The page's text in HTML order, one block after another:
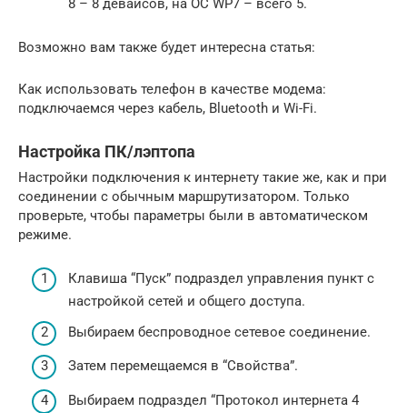
8 – 8 девайсов, на ОС WP7 – всего 5.
Возможно вам также будет интересна статья:
Как использовать телефон в качестве модема:
подключаемся через кабель, Bluetooth и Wi-Fi.
Настройка ПК/лэптопа
Настройки подключения к интернету такие же, как и при
соединении с обычным маршрутизатором. Только
проверьте, чтобы параметры были в автоматическом
режиме.
Клавиша “Пуск” подраздел управления пункт с
настройкой сетей и общего доступа.
Выбираем беспроводное сетевое соединение.
Затем перемещаемся в “Свойства”.
Выбираем подраздел “Протокол интернета 4